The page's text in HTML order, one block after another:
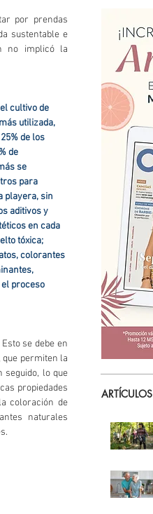
por prendas
sustentable e
no implicó la
cultivo de
utilizada,
de los
de
se
para
playera, sin
aditivos y
en cada
tóxica;
colorantes
proceso
se debe en
permiten la
lo que
propiedades
coloración de
naturales
ARTÍCULOS